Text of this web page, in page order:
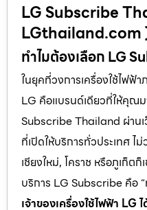
LG Subscribe
LGthailand.com
ทำไมต้องเลือก LG
ในยุคที่วงการเครื่องใช้ไฟฟ้า
LG คือแบรนด์เดียวที่ให้คุณ
Subscribe Thailand ผ่าน
ที่เปิดให้บริการทั่วประเทศ ไ
เชียงใหม่, โคราช หรือภูเก็ต
บริการ LG Subscribe คือ
เจ้าของเครื่องใช้ไฟฟ้า LG